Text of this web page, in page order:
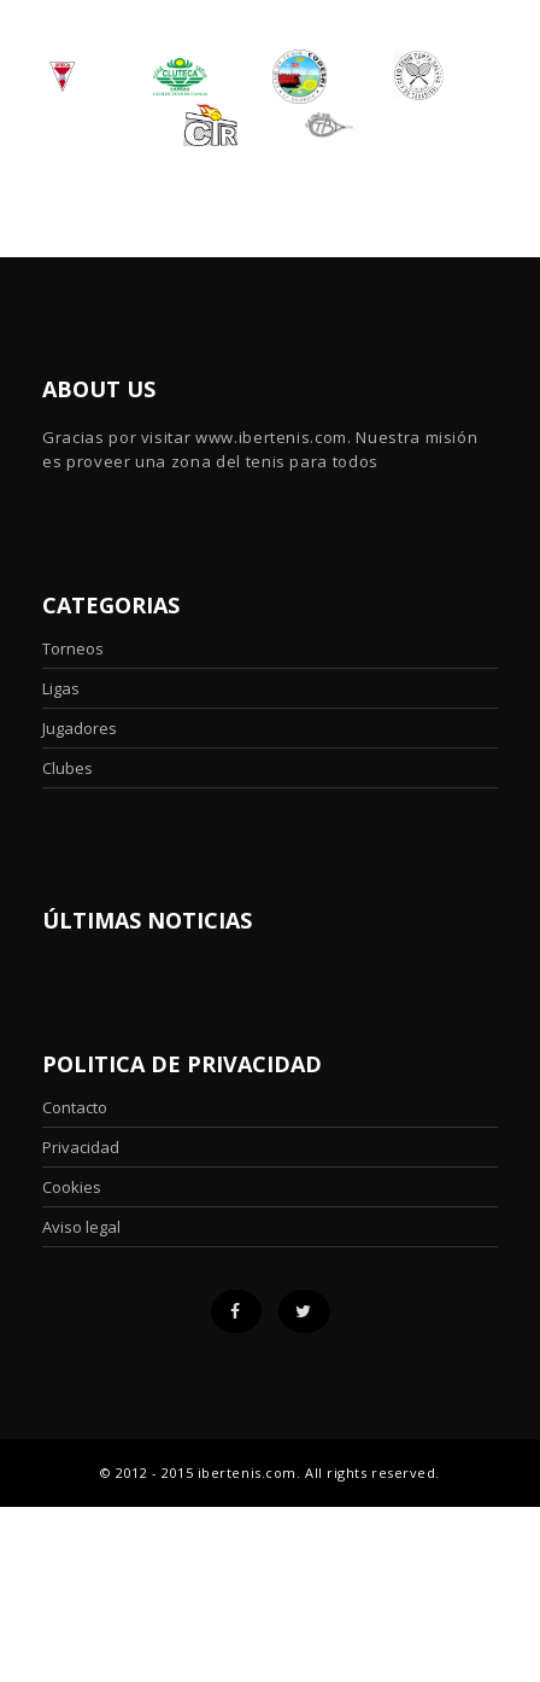
ABOUT US
Gracias por visitar www.ibertenis.com. Nuestra misión
es proveer una zona del tenis para todos
CATEGORIAS
Torneos
Ligas
Jugadores
Clubes
ÚLTIMAS NOTICIAS
POLITICA DE PRIVACIDAD
Contacto
Privacidad
Cookies
Aviso legal
© 2012 - 2015 ibertenis.com. All rights reserved.